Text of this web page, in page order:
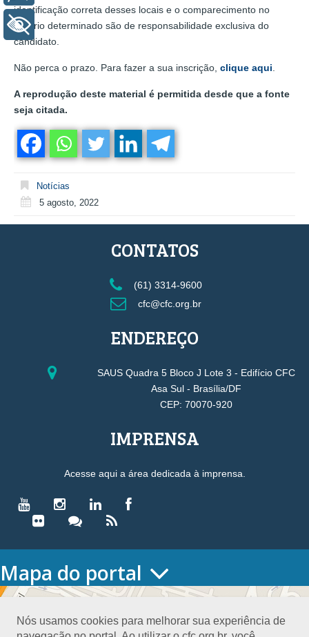
identificação correta desses locais e o comparecimento no
horário determinado são de responsabilidade exclusiva do
candidato.
Não perca o prazo. Para fazer a sua inscrição, clique aqui
A reprodução deste material é permitida desde que a fonte
seja citada.
Notícias
5 agosto, 2022
Nós usamos cookies para melhorar sua experiência de
CONTATOS
(61) 3314-9600
cfc@cfc.org.br
ENDEREÇO
SAUS Quadra 5 Bloco J Lote 3 - Edifício CFC
Asa Sul - Brasília/DF
CEP: 70070-920
IMPRENSA
Acesse aqui a área dedicada à imprensa.
Mapa do portal
HOME
Conselho Diretor
+ Acessibilidade